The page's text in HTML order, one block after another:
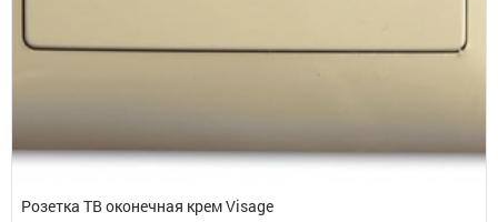
Розетка ТВ оконечная крем Visage